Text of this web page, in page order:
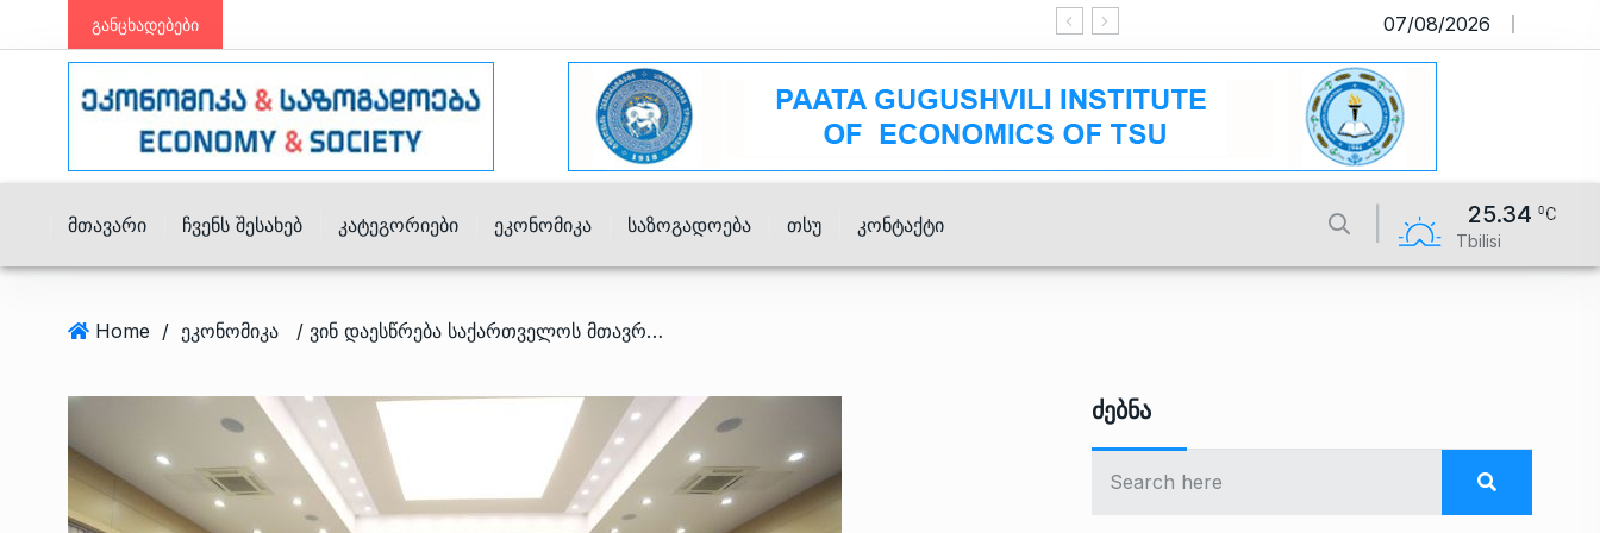
განცხადებები საიტი მუშაობს სატესტო რეჟიმში
07/08/2026
Მთავარი Ჩვენს Შესახებ Კატეგორიები Ეკონომიკა Საზოგადოება Თსუ Კონტაქტი 25.34
Tbilisi
Home / ეკონომიკა / ვინ დაესწრება საქართველოს მთავრობიდან კატარის ეკონომიკურ ფორუმს?
Ძებნა